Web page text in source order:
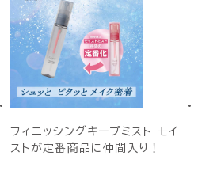
フィニッシングキープミスト モイ
ストが定番商品に仲間入り！